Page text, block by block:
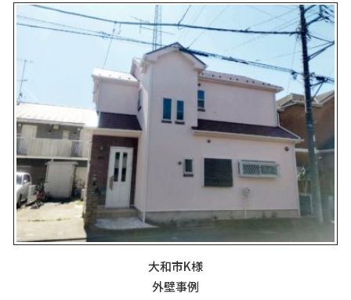
大和市K様
外壁事例